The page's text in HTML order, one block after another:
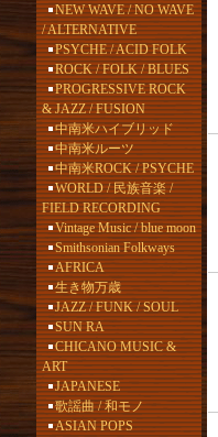
NEW WAVE / NO WAVE
/ ALTERNATIVE
PSYCHE / ACID FOLK
ROCK / FOLK / BLUES
PROGRESSIVE ROCK
& JAZZ / FUSION
中南米ハイブリッド
中南米ルーツ
中南米ROCK / PSYCHE
WORLD / 民族音楽 /
FIELD RECORDING
Vintage Music / blue moon
Smithsonian Folkways
AFRICA
生き物万歳
JAZZ / FUNK / SOUL
SUN RA
CHICANO MUSIC &
ART
JAPANESE
歌謡曲 / 和モノ
ASIAN POPS